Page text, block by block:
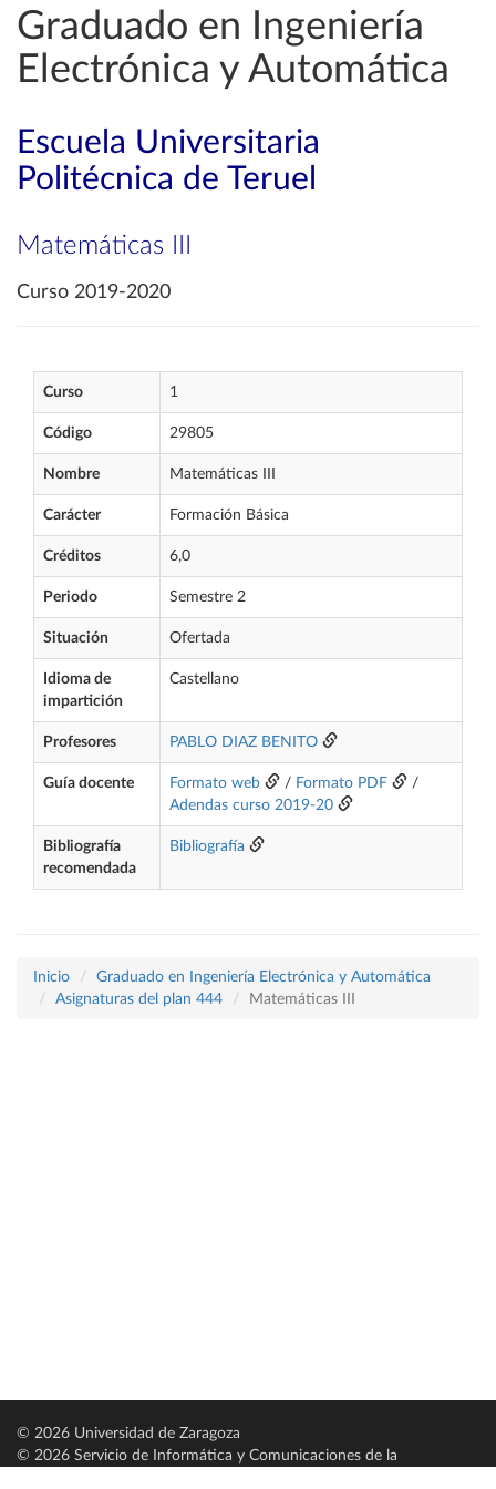
Graduado en Ingeniería
Electrónica y Automática
Escuela Universitaria
Politécnica de Teruel
Matemáticas III
Curso 2019-2020
Curso 1
Código 29805
Nombre Matemáticas III
Carácter Formación Básica
Créditos 6,0
Periodo Semestre 2
Situación Ofertada
Idioma de
impartición
Castellano
Profesores PABLO DIAZ BENITO
Guía docente Formato web / Formato PDF
/
Adendas curso 2019-20
Bibliografía
recomendada
Bibliografía
Inicio
Graduado en Ingeniería Electrónica y Automática
Asignaturas del plan 444
Matemáticas III
© 2026 Universidad de Zaragoza
© 2026 Servicio de Informática y Comunicaciones de la